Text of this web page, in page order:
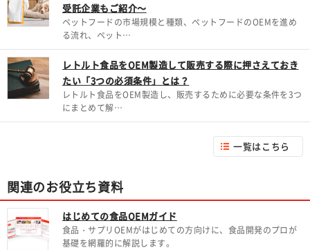
受託企業もご紹介～
ペットフードの市場規模と種類、ペットフードのOEMを進め
る流れ、ペット…
レトルト食品をOEM製造して販売する際に押さえておき
たい「3つの必須条件」とは？
レトルト食品をOEM製造し、販売するために必要な条件を3つ
にまとめて解…
一覧はこちら
関連のお役立ち資料
はじめての食品OEMガイド
食品・サプリOEMがはじめての方向けに、食品開発のプロが
基礎を網羅的に解説します。